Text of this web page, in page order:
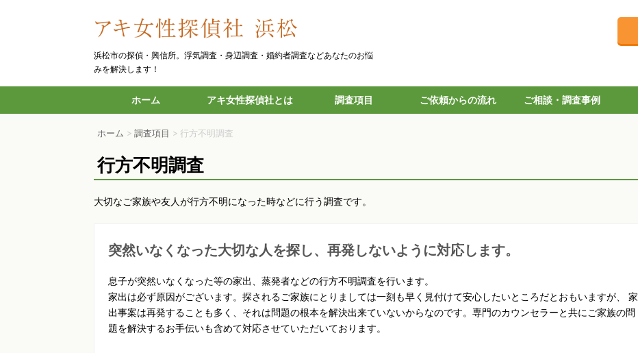
浜松市の探偵・興信所。浮気調査・身辺調査・婚約者調査などあなたのお悩
みを解決します！
ホーム アキ女性探偵社とは 調査項目 ご依頼からの流れ ご相談・調査事例
ホーム > 調査項目 > 行方不明調査
行方不明調査
大切なご家族や友人が行方不明になった時などに行う調査です。
突然いなくなった大切な人を探し、再発しないように対応します。
息子が突然いなくなった等の家出、蒸発者などの行方不明調査を行います。
家出は必ず原因がございます。探されるご家族にとりましては一刻も早く見付けて安心したいところだとおもいますが、 家
出事案は再発することも多く、それは問題の根本を解決出来ていないからなのです。専門のカウンセラーと共にご家族の問
題を解決するお手伝いも含めて対応させていただいております。